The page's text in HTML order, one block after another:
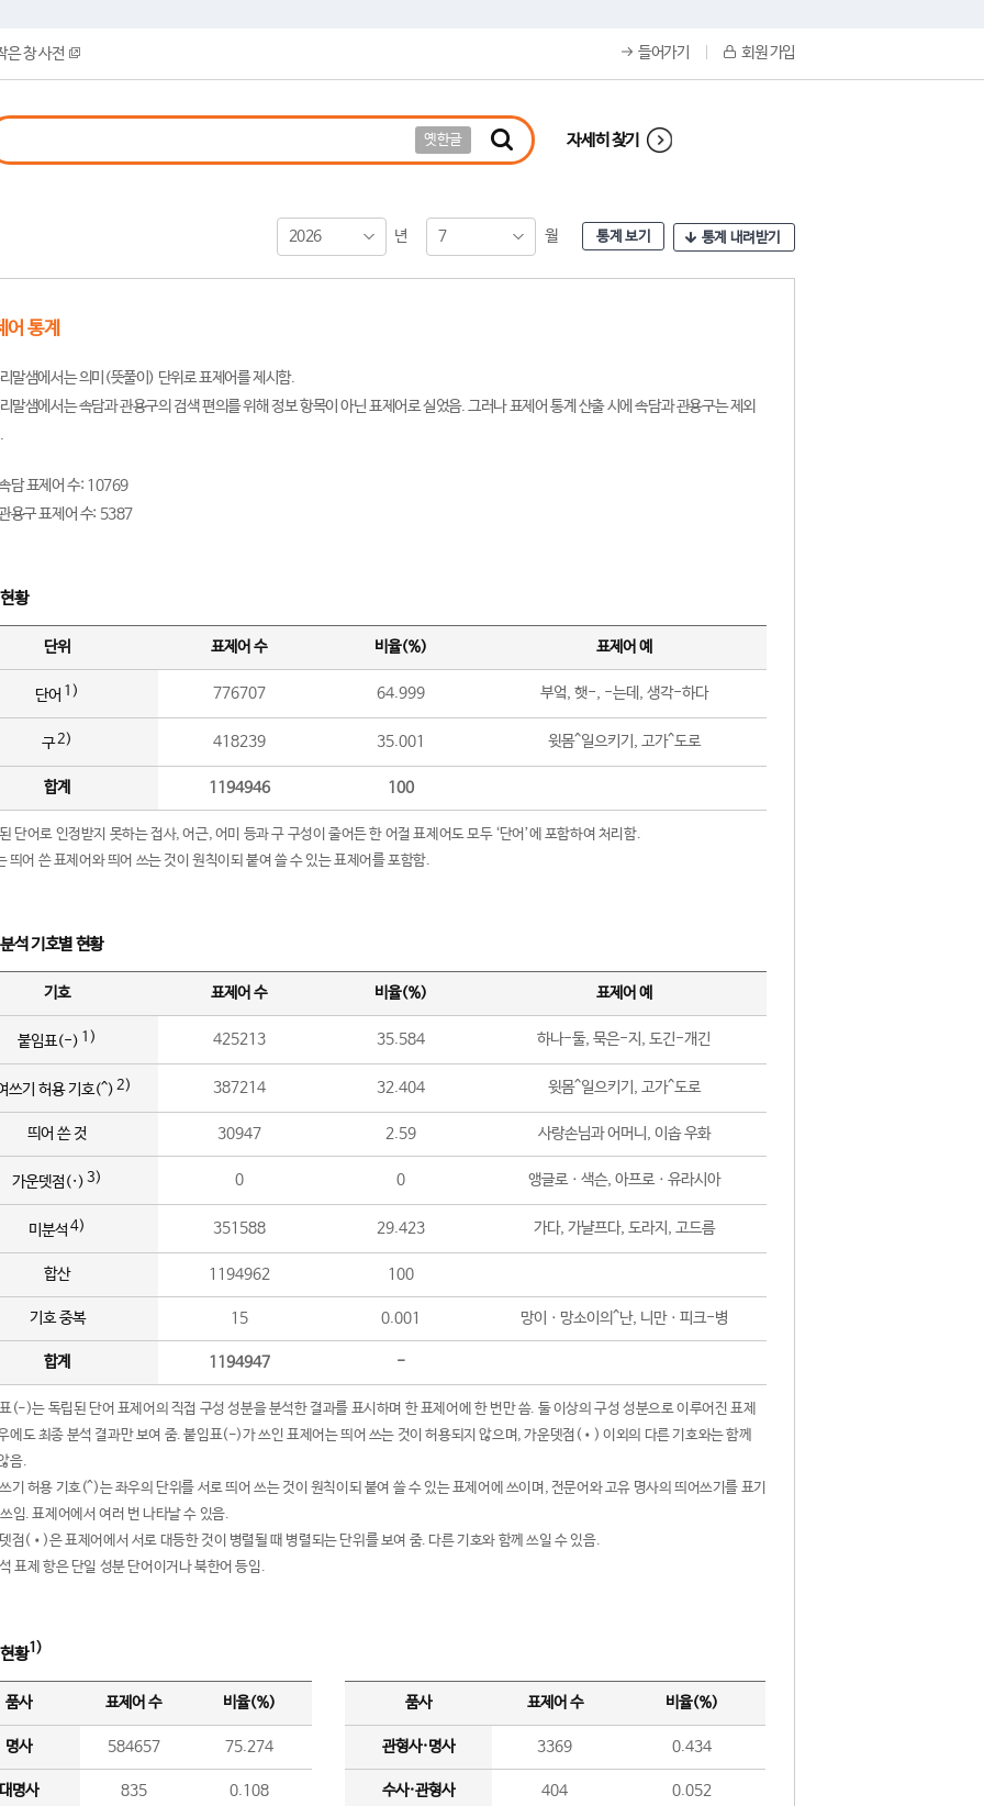
은 창 사전 들어가기 회원 가입
옛한글 자세히 찾기
2026 년 7 월 통계 보기 통계 내려받기
어 통계
말샘에서는 의미(뜻풀이) 단위로 표제어를 제시함.
말샘에서는 속담과 관용구의 검색 편의를 위해 정보 항목이 아닌 표제어로 실었음. 그러나 표제어 통계 산출 시에 속담과 관용구는 제외
담 표제어 수: 10769
용구 표제어 수: 5387
황
단위 표제어 수 비율(%) 표제어 예
단어 1) 776707 64.999 부엌, 햇-, -는데, 생각-하다
구2) 418239 35.001 윗몸^일으키기, 고가^도로
합계 1194946 100
단어로 인정받지 못하는 접사, 어근, 어미 등과 구 구성이 줄어든 한 어절 표제어도 모두 ‘단어’에 포함하여 처리함.
띄어 쓴 표제어와 띄어 쓰는 것이 원칙이되 붙여 쓸 수 있는 표제어를 포함함.
석 기호별 현황
기호 표제어 수 비율(%) 표제어 예
붙임표(-) 1) 425213 35.584 하나-둘, 묵은-지, 도긴-개긴
쓰기 허용 기호(^) 2) 387214 32.404 윗몸^일으키기, 고가^도로
띄어 쓴 것 30947 2.59 사랑손님과 어머니, 이솝 우화
가운뎃점(·) 3) 0 0 앵글로ㆍ색슨, 아프로ㆍ유라시아
미분석 4) 351588 29.423 가다, 가냘프다, 도라지, 고드름
합산 1194962 100
기호 중복 15 0.001 망이ㆍ망소이의^난, 니만ㆍ피크-병
합계 1194947 -
(-)는 독립된 단어 표제어의 직접 구성 성분을 분석한 결과를 표시하며 한 표제어에 한 번만 씀. 둘 이상의 구성 성분으로 이루어진 표제
에도 최종 분석 결과만 보여 줌. 붙임표(-)가 쓰인 표제어는 띄어 쓰는 것이 허용되지 않으며, 가운뎃점(•) 이외의 다른 기호와는 함께
음.
기 허용 기호(^)는 좌우의 단위를 서로 띄어 쓰는 것이 원칙이되 붙여 쓸 수 있는 표제어에 쓰이며, 전문어와 고유 명사의 띄어쓰기를 표기
임. 표제어에서 여러 번 나타날 수 있음.
점(•)은 표제어에서 서로 대등한 것이 병렬될 때 병렬되는 단위를 보여 줌. 다른 기호와 함께 쓰일 수 있음.
표제 항은 단일 성분 단어이거나 북한어 등임.
황1)
품사 표제어 수 비율(%)
명사 584657 75.274
명사 835 0.108
품사 표제어 수 비율(%)
관형사·명사 3369 0.434
수사·관형사 404 0.052